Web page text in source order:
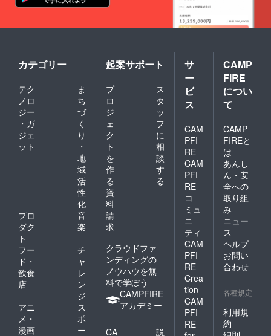
カテゴリー
テク
ノロ
ジー
・ガ
ジェ
ット
ま
ち
づ
く
り
・
地
域
活
性
化
プロ
ダク
ト
音
楽
フー
ド・
飲食
店
チ
ャ
レ
ン
ジ
アニ
メ・
漫画
ス
ポ
ー
起案サポート
プ
ロ
ジ
ェ
ク
ト
を
作
る
ス
タ
ッ
フ
に
相
談
す
る
資
料
請
求
クラウドファ
ンディングの
ノウハウを無
料で学ぼう
CAMPFIRE
アカデミー
CA
説
サ
ー
ビ
ス
CAM
PFI
RE
CAM
PFI
RE
コ
ミュ
ニ
ティ
CAM
PFI
RE
Crea
tion
CAM
PFI
RE
CAMP
FIRE
につい
て
CAMP
FIREと
は
あんし
ん・安
全への
取り組
み
ニュー
ス
ヘルプ
お問い
合わせ
各種規定
利用規
約